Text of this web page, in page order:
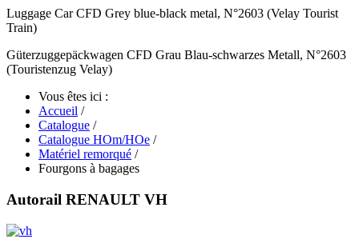
Luggage Car CFD Grey blue-black metal, N°2603 (Velay Tourist
Train)
Güterzuggepäckwagen CFD Grau Blau-schwarzes Metall, N°2603
(Touristenzug Velay)
Vous êtes ici :
Accueil /
Catalogue /
Catalogue HOm/HOe /
Matériel remorqué /
Fourgons à bagages
Autorail RENAULT VH